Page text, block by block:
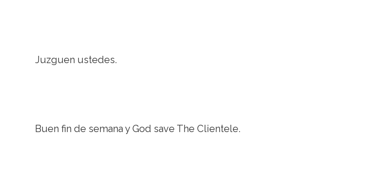
Juzguen ustedes.
Buen fin de semana y God save The Clientele.